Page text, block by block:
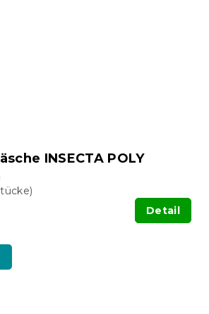
INSECTA POLY
Detail